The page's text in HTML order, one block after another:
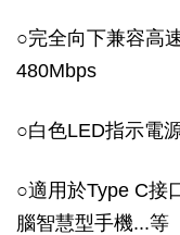
○完全向下兼容高
480Mbps
○白色LED指示電
○適用於Type C接
腦智慧型手機...等